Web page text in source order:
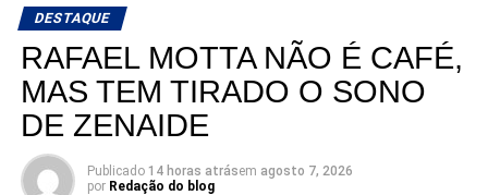
busca retornar à Assembleia Legislativa, segue
ampliando sua base de apoio e reunindo lideranças de
diferentes regiões e segmentos da sociedade em torno de
sua pré-candidatura.
DESTAQUE
RAFAEL MOTTA NÃO É CAFÉ,
MAS TEM TIRADO O SONO
DE ZENAIDE
Publicado 14 horas atrásem agosto 7, 2026
por Redação do blog